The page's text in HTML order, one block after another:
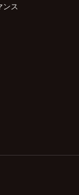
ンス